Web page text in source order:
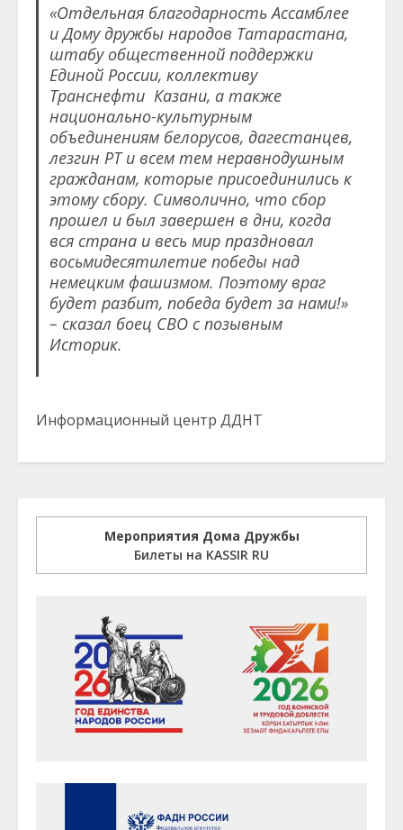
«Отдельная благодарность Ассамблее
и Дому дружбы народов Татарастана,
штабу общественной поддержки
Единой России, коллективу
Транснефти Казани, а также
национально-культурным
объединениям белорусов, дагестанцев,
лезгин РТ и всем тем неравнодушным
гражданам, которые присоединились к
этому сбору. Символично, что сбор
прошел и был завершен в дни, когда
вся страна и весь мир праздновал
восьмидесятилетие победы над
немецким фашизмом. Поэтому враг
будет разбит, победа будет за нами!»
– сказал боец СВО с позывным
Историк.
Информационный центр ДДНТ
Мероприятия Дома Дружбы
Билеты на KASSIR RU